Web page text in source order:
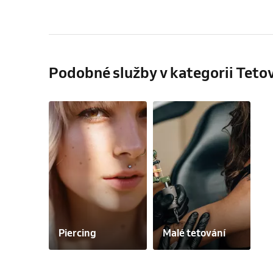
Podobné služby v kategorii
Piercing Malé tetování